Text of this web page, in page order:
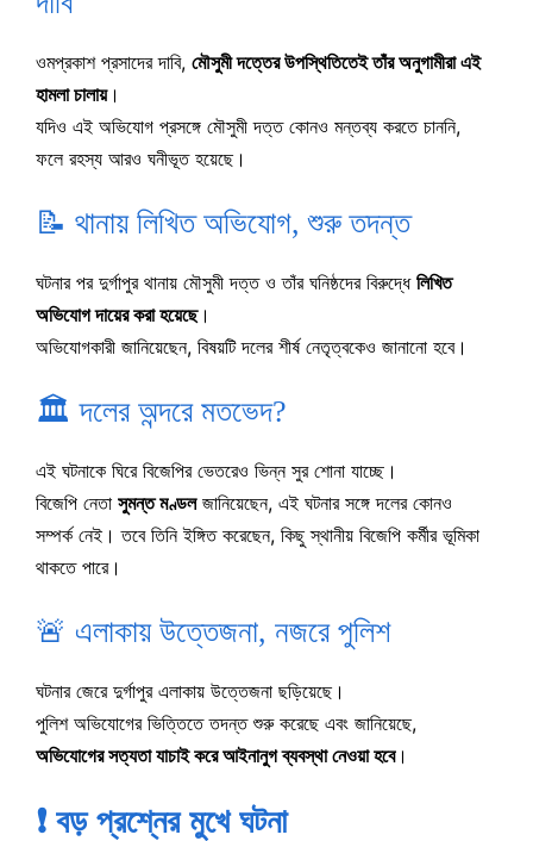
ওমপ্রকাশ প্রসাদের দাবি, মৌসুমী দত্তের উপস্থিতিতেই তাঁর অনুগামীরা এই
হামলা চালায়।
যদিও এই অভিযোগ প্রসঙ্গে মৌসুমী দত্ত কোনও মন্তব্য করতে চাননি,
ফলে রহস্য আরও ঘনীভূত হয়েছে।
📝 থানায় লিখিত অভিযোগ, শুরু তদন্ত
ঘটনার পর দুর্গাপুর থানায় মৌসুমী দত্ত ও তাঁর ঘনিষ্ঠদের বিরুদ্ধে লিখিত
অভিযোগ দায়ের করা হয়েছে।
অভিযোগকারী জানিয়েছেন, বিষয়টি দলের শীর্ষ নেতৃত্বকেও জানানো হবে।
🏛️ দলের অন্দরে মতভেদ?
এই ঘটনাকে ঘিরে বিজেপির ভেতরেও ভিন্ন সুর শোনা যাচ্ছে।
বিজেপি নেতা সুমন্ত মণ্ডলজানিয়েছেন, এই ঘটনার সঙ্গে দলের কোনও
সম্পর্ক নেই। তবে তিনি ইঙ্গিত করেছেন, কিছু স্থানীয় বিজেপি কর্মীর ভূমিকা
থাকতে পারে।
🚨 এলাকায় উত্তেজনা, নজরে পুলিশ
ঘটনার জেরে দুর্গাপুর এলাকায় উত্তেজনা ছড়িয়েছে।
পুলিশ অভিযোগের ভিত্তিতে তদন্ত শুরু করেছে এবং জানিয়েছে,
অভিযোগের সত্যতা যাচাই করে আইনানুগ ব্যবস্থা নেওয়া হবে।
❗ বড় প্রশ্নের মুখে ঘটনা